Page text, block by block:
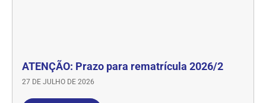
ATENÇÃO: Prazo para rematrícula 2026/2
27 DE JULHO DE 2026